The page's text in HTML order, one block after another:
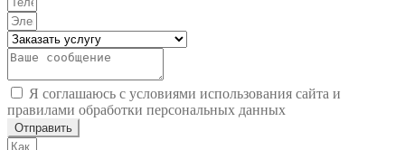
Я соглашаюсь с условиями использования сайта и
правилами обработки персональных данных
Отправить